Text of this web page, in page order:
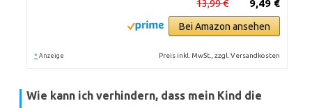
9,49 €
13,99 €
Bei Amazon ansehen
* Anzeige Preis inkl. MwSt., zzgl. Versandkosten
Wie kann ich verhindern, dass mein Kind die